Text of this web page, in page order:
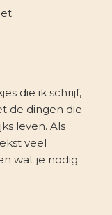
die ik schrijf,
de dingen die
leven. Als
veel
wat je nodig